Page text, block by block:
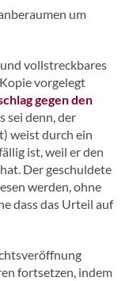
um
vollstreckbares
vorgelegt
gegen den
sei denn, der
weist durch ein
ist, weil er den
Der geschuldete
werden, ohne
dass das Urteil auf
fortsetzen, indem